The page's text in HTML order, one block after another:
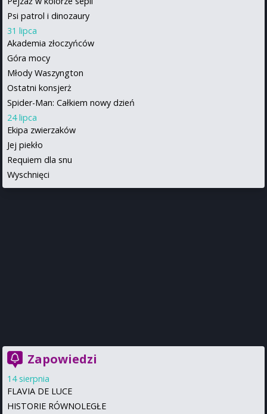
Psi patrol i dinozaury
31 lipca
Akademia złoczyńców
Góra mocy
Młody Waszyngton
Ostatni konsjerż
Spider-Man: Całkiem nowy dzień
24 lipca
Ekipa zwierzaków
Jej piekło
Requiem dla snu
Wyschnięci
Zapowiedzi
14 sierpnia
FLAVIA DE LUCE
HISTORIE RÓWNOLEGŁE